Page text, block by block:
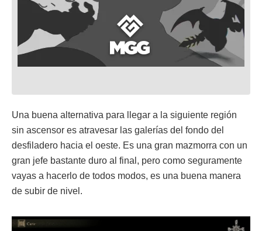
Una buena alternativa para llegar a la siguiente región
sin ascensor es atravesar las galerías del fondo del
desfiladero hacia el oeste. Es una gran mazmorra con un
gran jefe bastante duro al final, pero como seguramente
vayas a hacerlo de todos modos, es una buena manera
de subir de nivel.